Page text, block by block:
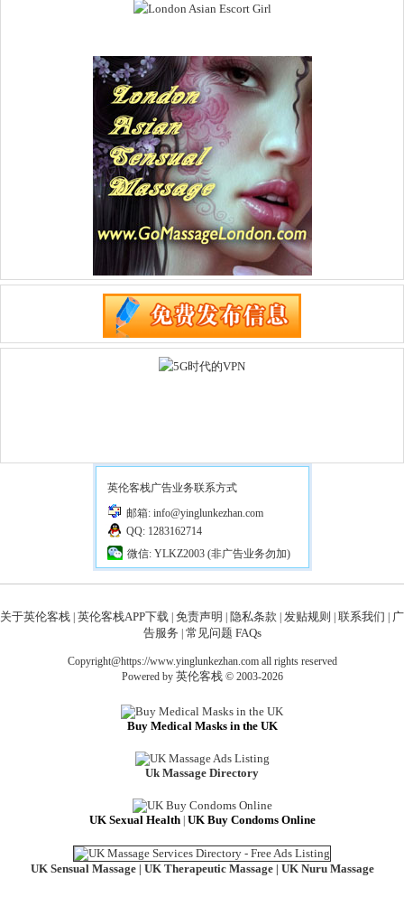
英伦客栈广告业务联系方式
邮箱: info@yinglunkezhan.com
QQ: 1283162714
微信: YLKZ2003 (非广告业务勿加)
关于英伦客栈 英伦客栈APP下载 免责声明 隐私条款 发贴规则 联系我们
广
告服务 常见问题 FAQs
Copyright@https://www.yinglunkezhan.com all rights reserved
Powered by 英伦客栈 © 2003-2026
Buy Medical Masks in the UK
Uk Massage Directory
UK Sexual Health| UK Buy Condoms Online
UK Sensual Massage| UK Therapeutic Massage| UK Nuru Massage